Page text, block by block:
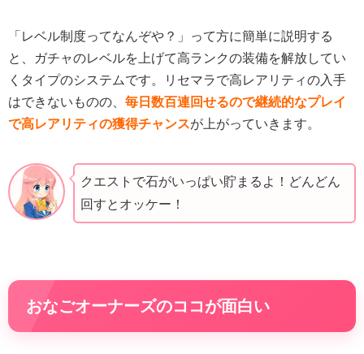
「レベル制度ってなんぞや？」って方に簡単に説明する
と、ガチャのレベルを上げて高ランクの装備を解放してい
くタイプのシステムです。リセマラで高レアリティの入手
はできないものの、 毎日数百連回せるので継続的なプレイ
で高レアリティの獲得チャンスが上がっていきます。
クエストで石がいっぱい貯まるよ！どんどん
回すとオッケー！
おなごオーナーズのココが面白い